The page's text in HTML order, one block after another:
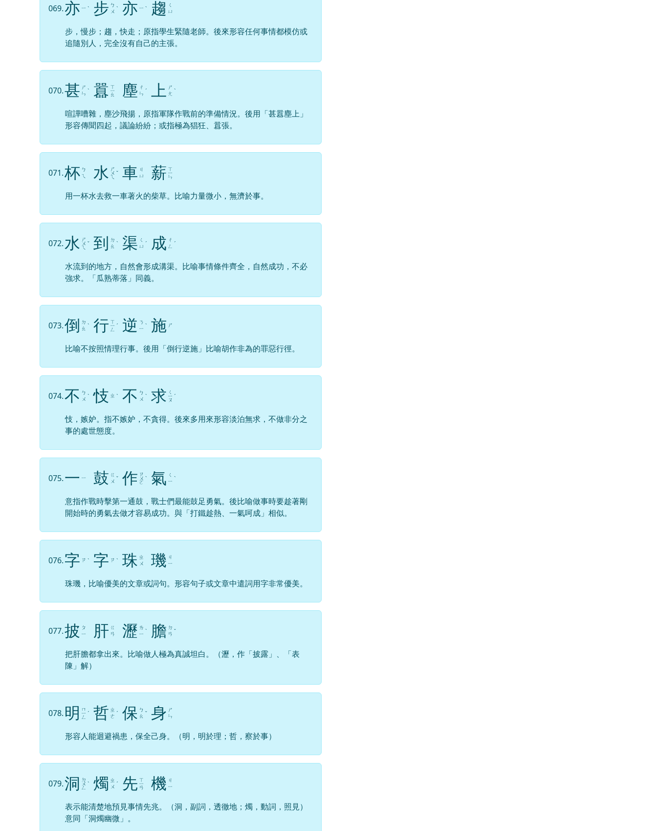
069.亦 ㄧ ˋ 步 ㄅ
ㄨ ˋ 亦 ㄧ ˋ 趨
ㄑ
ㄩ
步，慢步；趨，快走；原指學生緊隨老師。後來形容任何事情都模仿或
追隨別人，完全沒有自己的主張。
070.甚 ㄕ
ㄣ ˋ 囂 ㄒ
ㄧ
ㄠ 塵 ㄔ
ㄣ ˊ 上 ㄕ
ㄤ ˋ
喧譁嘈雜，塵沙飛揚，原指軍隊作戰前的準備情況。後用「甚囂塵上」
形容傳聞四起，議論紛紛；或指極為猖狂、囂張。
071.杯 ㄅ
ㄟ
水 ㄕ
ㄨ
ㄟ
ˇ 車 ㄐ
ㄩ
薪 ㄒ
ㄧ
ㄣ
用一杯水去救一車著火的柴草。比喻力量微小，無濟於事。
072.水 ㄕ
ㄨ
ㄟ
ˇ 到
ㄉ
ㄠ ˋ 渠 ㄑ
ㄩ ˊ 成 ㄔ
ㄥ ˊ
水流到的地方，自然會形成溝渠。比喻事情條件齊全，自然成功，不必
強求。「瓜熟蒂落」同義。
073.倒
ㄉ
ㄠ ˋ 行 ㄒ
ㄧ
ㄥ
ˊ 逆 ㄋ
ㄧ ˋ 施 ㄕ
比喻不按照情理行事。後用「倒行逆施」比喻胡作非為的罪惡行徑。
074.不 ㄅ
ㄨ ˋ 忮 ㄓ ˋ 不 ㄅ
ㄨ ˋ 求 ㄑ
ㄧ
ㄡ
ˊ
忮，嫉妒。指不嫉妒，不貪得。後來多用來形容淡泊無求，不做非分之
事的處世態度。
075.一 ㄧ 鼓 ㄍ
ㄨ ˇ 作 ㄗ
ㄨ
ㄛ
ˋ 氣 ㄑ
ㄧ ˋ
意指作戰時擊第一通鼓，戰士們最能鼓足勇氣。後比喻做事時要趁著剛
開始時的勇氣去做才容易成功。與「打鐵趁熱、一氣呵成」相似。
076.字 ㄗ ˋ 字 ㄗ ˋ 珠 ㄓ
ㄨ
璣 ㄐ
ㄧ
珠璣，比喻優美的文章或詞句。形容句子或文章中遣詞用字非常優美。
077.披 ㄆ
ㄧ
肝 ㄍ
ㄢ
瀝 ㄌ
ㄧ ˋ 膽 ㄉ
ㄢ ˇ
把肝膽都拿出來。比喻做人極為真誠坦白。（瀝，作「披露」、「表
陳」解）
078. 明 ㄇ
ㄧ
ㄥ
ˊ 哲 ㄓ
ㄜ ˊ 保 ㄅ
ㄠ ˇ 身 ㄕ
ㄣ
形容人能迴避禍患，保全己身。（明，明於理；哲，察於事）
079.洞 ㄉ
ㄨ
ㄥ
ˋ 燭 ㄓ
ㄨ ˊ 先 ㄒ
ㄧ
ㄢ 機 ㄐ
ㄧ
表示能清楚地預見事情先兆。（洞，副詞，透徹地；燭，動詞，照見）
意同「洞燭幽微」。